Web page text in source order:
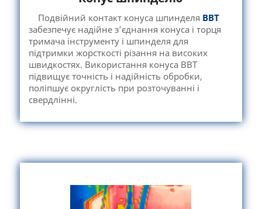
Подвійний контакт конуса шпинделя ВВТ
забезпечує надійне з’єднання конуса і торця
тримача інструменту і шпинделя для
підтримки жорсткості різання на високих
швидкостях. Використання конуса ВВТ
підвищує точність і надійність обробки,
поліпшує округлість при розточуванні і
свердлінні.